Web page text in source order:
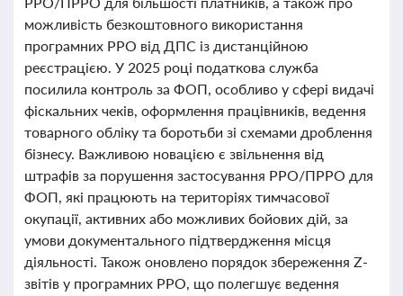
можливість безкоштовного використання
програмних РРО від ДПС із дистанційною
реєстрацією. У 2025 році податкова служба
посилила контроль за ФОП, особливо у сфері видачі
фіскальних чеків, оформлення працівників, ведення
товарного обліку та боротьби зі схемами дроблення
бізнесу. Важливою новацією є звільнення від
штрафів за порушення застосування РРО/ПРРО для
ФОП, які працюють на територіях тимчасової
окупації, активних або можливих бойових дій, за
умови документального підтвердження місця
діяльності. Також оновлено порядок збереження Z-
звітів у програмних РРО, що полегшує ведення